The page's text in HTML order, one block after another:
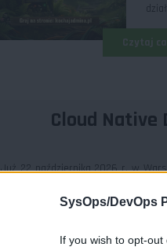
SysOps/DevOps
If you wish to opt-
Czytaj
Cloud Native
Już 22 października 2026 r. w
architektów i inżynierów